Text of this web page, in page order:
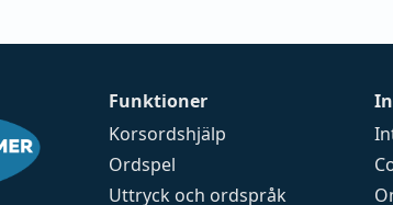
Funktioner
Korsordshjälp
Ordspel
Uttryck och ordspråk